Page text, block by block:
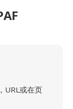
URL或在页